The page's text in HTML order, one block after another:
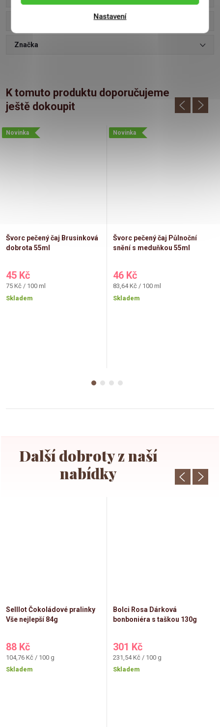
Nastavení
Značka
K tomuto produktu doporučujeme
ještě dokoupit
Novinka
Švorc pečený čaj Brusinková
dobrota 55ml
45 Kč
Měrná
cena:
75 Kč / 100 ml
Skladem
Novinka
Švorc pečený čaj Půlnoční
snění s meduňkou 55ml
46 Kč
Měrná
cena:
83,64 Kč / 100 ml
Skladem
Selllot Čokoládové pralinky
Vše nejlepší 84g
88 Kč
Měrná
cena:
104,76 Kč / 100 g
Skladem
Bolci Rosa Dárková
bonboniéra s taškou 130g
301 Kč
Měrná
cena:
231,54 Kč / 100 g
Skladem